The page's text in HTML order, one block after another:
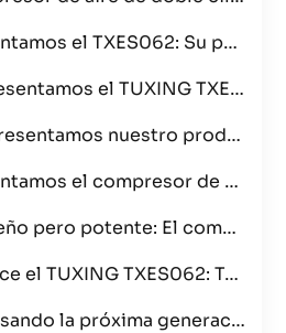
TXES062: Su potente generador de alta presión de 12 V.
TXES061-3, tu compresor de aire ultraportátil de alta presión de 4500 PSI.
estrella: el compresor de aire de 4 cilindros que redefine la velocidad y la calidad de construcción.
de aire para bobinado TXES062: ahora en color verde con opciones de triple voltaje.
potente: El compresor de aire portátil TXES061-3
Tu compresor de aire portátil definitivo de 300 bares para cualquier aventura.
de deportes con armas de aire comprimido: Presentamos el compresor TUXING TXES062 de 12 V para mayoristas.